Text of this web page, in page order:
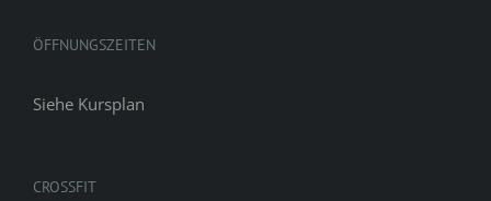
ÖFFNUNGSZEITEN
Siehe Kursplan
CROSSFIT